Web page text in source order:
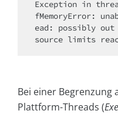
Exception in
fMemoryError:
ead: possibly out
source limits
Bei einer Begrenzung
Plattform-Threads (